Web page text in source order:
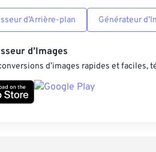
d’Arrière-plan Générateur
d’Images
d’images rapides et faciles,